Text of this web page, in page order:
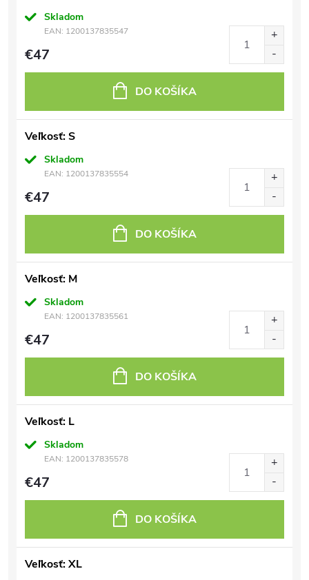
Skladom
EAN: 1200137835547
€47
DO KOŠÍKA
Veľkosť: S
Skladom
EAN: 1200137835554
€47
DO KOŠÍKA
Veľkosť: M
Skladom
EAN: 1200137835561
€47
DO KOŠÍKA
Veľkosť: L
Skladom
EAN: 1200137835578
€47
DO KOŠÍKA
Veľkosť: XL